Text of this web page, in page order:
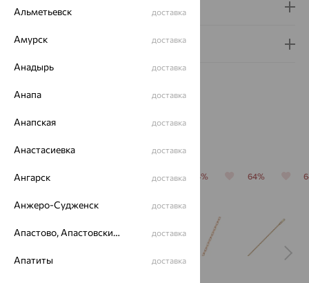
Доставка и оплата
Гарантия и возврат
64% 64% 64%
Альметьевск доставка
Амурск доставка
Анадырь доставка
Анапа доставка
Анапская доставка
Анастасиевка доставка
Ангарск доставка
Анжеро-Судженск доставка
Апастово, Апастовский район доставка
Апатиты доставка